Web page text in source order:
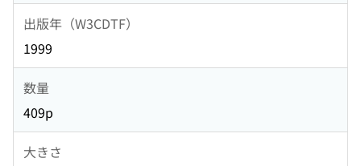
出版年（W3CDTF）
1999
数量
409p
大きさ